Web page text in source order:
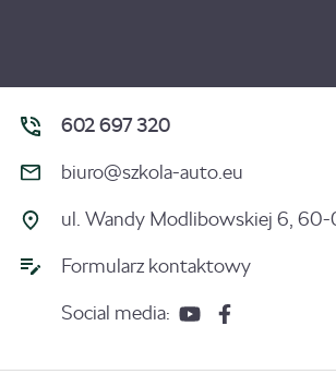
602 697 320
biuro@szkola-auto.eu
ul. Wandy Modlibowskiej 6, 60-
Formularz kontaktowy
Social media: